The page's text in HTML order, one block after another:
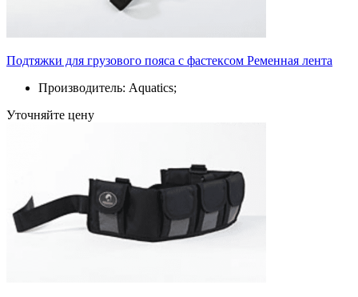
Подтяжки для грузового пояса с фастексом Ременная лента
Производитель: Aquatics;
Уточняйте цену